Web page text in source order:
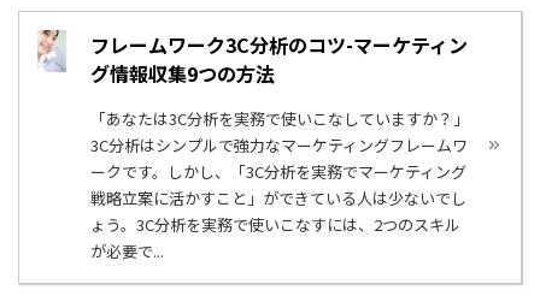
フレームワーク3C分析のコツ-マーケティン
グ情報収集9つの方法
「あなたは3C分析を実務で使いこなしていますか？」
3C分析はシンプルで強力なマーケティングフレームワ
ークです。しかし、「3C分析を実務でマーケティング
戦略立案に活かすこと」ができている人は少ないでし
ょう。3C分析を実務で使いこなすには、2つのスキル
が必要で...